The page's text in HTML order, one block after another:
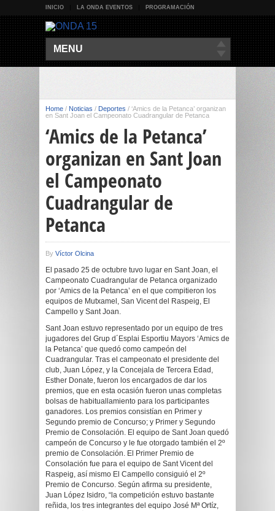
INICIO LA ONDA EVENTOS PROGRAMACIÓN
MENU
Home / Noticias / Deportes / ‘Amics de la Petanca’ organizan
en Sant Joan el Campeonato Cuadrangular de Petanca
‘Amics de la Petanca’
organizan en Sant Joan
el Campeonato
Cuadrangular de
Petanca
By Víctor Olcina
El pasado 25 de octubre tuvo lugar en Sant Joan, el
Campeonato Cuadrangular de Petanca organizado
por ‘Amics de la Petanca’ en el que compitieron los
equipos de Mutxamel, San Vicent del Raspeig, El
Campello y Sant Joan.
Sant Joan estuvo representado por un equipo de tres
jugadores del Grup d´Esplai Esportiu Mayors ‘Amics de
la Petanca’ que quedó como campeón del
Cuadrangular. Tras el campeonato el presidente del
club, Juan López, y la Concejala de Tercera Edad,
Esther Donate, fueron los encargados de dar los
premios, que en esta ocasión fueron unas completas
bolsas de habituallamiento para los participantes
ganadores. Los premios consistían en Primer y
Segundo premio de Concurso; y Primer y Segundo
Premio de Consolación. El equipo de Sant Joan quedó
campeón de Concurso y le fue otorgado también el 2º
premio de Consolación. El Primer Premio de
Consolación fue para el equipo de Sant Vicent del
Raspeig, así mismo El Campello consiguió el 2º
Premio de Concurso. Según afirma su presidente,
Juan López Isidro, “la competición estuvo bastante
reñida, los tres integrantes del equipo José Mª Ortíz,